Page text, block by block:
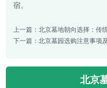
宿。
上一篇： 北京墓地朝向选择：传
下一篇： 北京墓园选购注意事项
北京